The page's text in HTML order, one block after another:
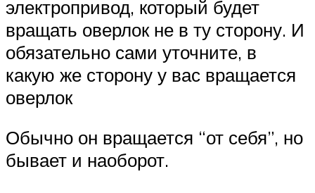
электропривод, который будет
вращать оверлок не в ту сторону. И
обязательно сами уточните, в
какую же сторону у вас вращается
оверлок
Обычно он вращается “от себя”, но
бывает и наоборот.